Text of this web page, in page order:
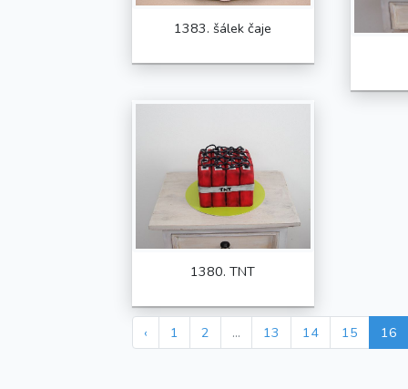
1383. šálek čaje
1380. TNT
‹ 1 2 ... 13 14 15 16